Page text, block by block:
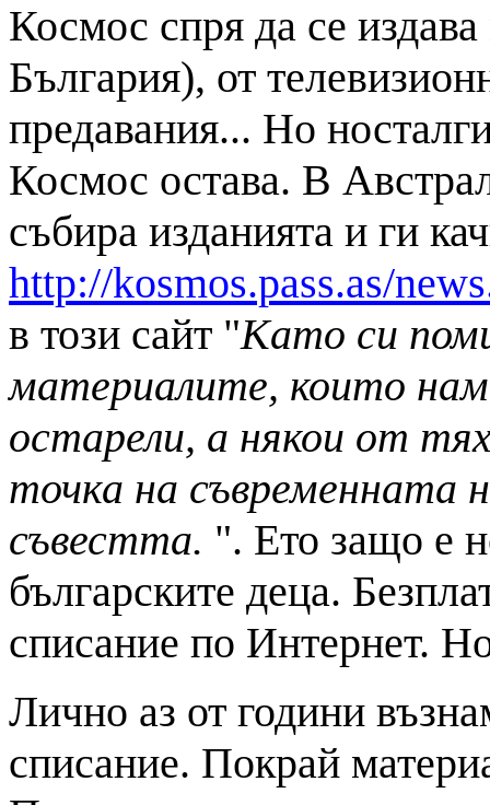
Космос спря да се
България), от
предавания... Но
Космос остава. В
събира изданията и ги
http://kosmos.pass.as/
в този сайт "Като си
материалите, които
остарели, а някои от
точка на съвременната
съвестта. ". Ето защо е
българските деца.
списание по Интернет.
Лично аз от години
списание. Покрай